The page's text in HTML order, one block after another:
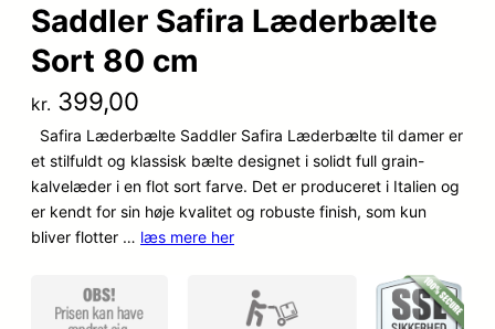
Saddler Safira Læderbælte
Sort 80 cm
kr. 399,00
Safira Læderbælte Saddler Safira Læderbælte til damer er
et stilfuldt og klassisk bælte designet i solidt full grain-
kalvelæder i en flot sort farve. Det er produceret i Italien og
er kendt for sin høje kvalitet og robuste finish, som kun
bliver flotter … læs mere her